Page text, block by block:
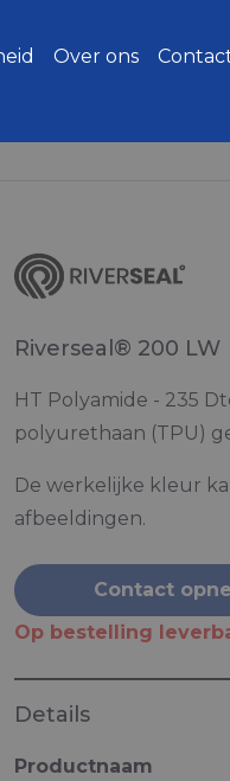
Riverseal® 200 LW
HT Polyamide - 235
polyurethaan (TPU)
De werkelijke kleur
afbeeldingen.
Contact
Op bestelling
Details
Productnaam
Over ons